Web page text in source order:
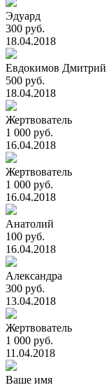
Эдуард
300 руб.
18.04.2018
Евдокимов Дмитрий
500 руб.
18.04.2018
Жертвователь
1 000 руб.
16.04.2018
Жертвователь
1 000 руб.
16.04.2018
Анатолий
100 руб.
16.04.2018
Александра
300 руб.
13.04.2018
Жертвователь
1 000 руб.
11.04.2018
Ваше имя